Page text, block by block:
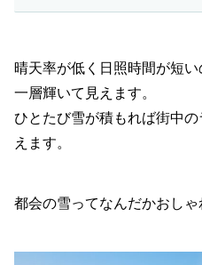
晴天率が低く日照時間が短
一層輝いて見えます。
ひとたび雪が積もれば街中
えます。
都会の雪ってなんだかおしゃ